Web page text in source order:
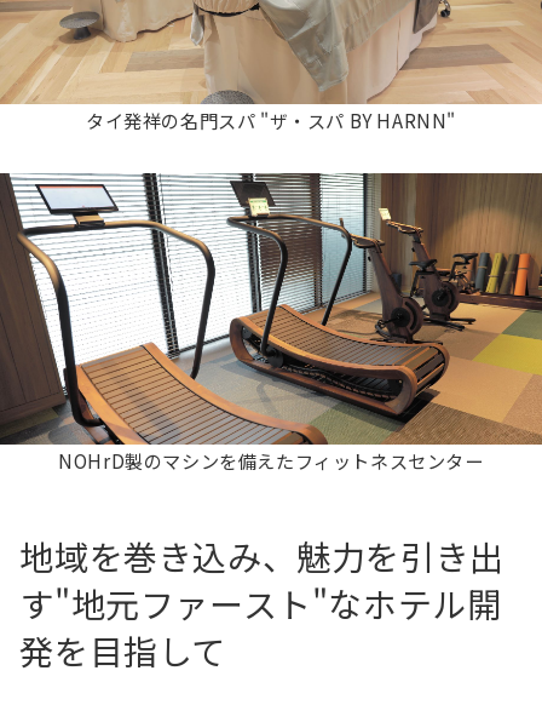
タイ発祥の名⾨スパ "ザ‧スパ BY HARNN"
NOHrD製のマシンを備えたフィットネスセンター
地域を巻き込み、魅力を引き出
す"地元ファースト"なホテル開
発を目指して